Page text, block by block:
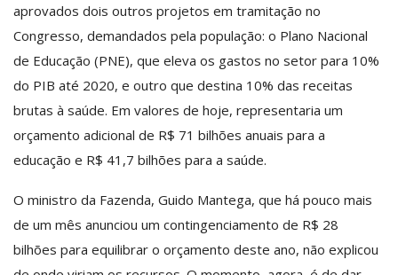
aprovados dois outros projetos em tramitação no
Congresso, demandados pela população: o Plano Nacional
de Educação (PNE), que eleva os gastos no setor para 10%
do PIB até 2020, e outro que destina 10% das receitas
brutas à saúde. Em valores de hoje, representaria um
orçamento adicional de R$ 71 bilhões anuais para a
educação e R$ 41,7 bilhões para a saúde.
O ministro da Fazenda, Guido Mantega, que há pouco mais
de um mês anunciou um contingenciamento de R$ 28
bilhões para equilibrar o orçamento deste ano, não explicou